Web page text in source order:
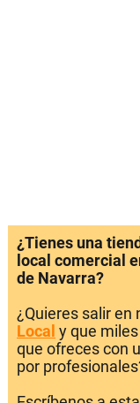
¿Tienes una
local comercial
de Navarra?
¿Quieres salir en
Local y que
que ofreces con
por